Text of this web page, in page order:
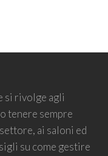
si rivolge agli
tenere sempre
ai saloni ed
su come gestire